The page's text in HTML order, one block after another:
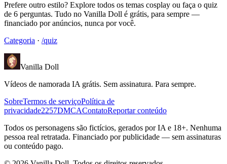
Prefere outro estilo? Explore todos os temas cosplay ou faça o quiz
de 6 perguntas. Tudo no Vanilla Doll é grátis, para sempre —
financiado por anúncios, nunca por você.
Categoria · /quiz
Vanilla Doll
Vídeos de namorada IA grátis. Sem assinatura. Para sempre.
SobreTermos de serviçoPolítica de
privacidade2257DMCAContatoReportar conteúdo
Todos os personagens são fictícios, gerados por IA e 18+. Nenhuma
pessoa real retratada. Financiado por publicidade — sem assinaturas
ou conteúdo pago.